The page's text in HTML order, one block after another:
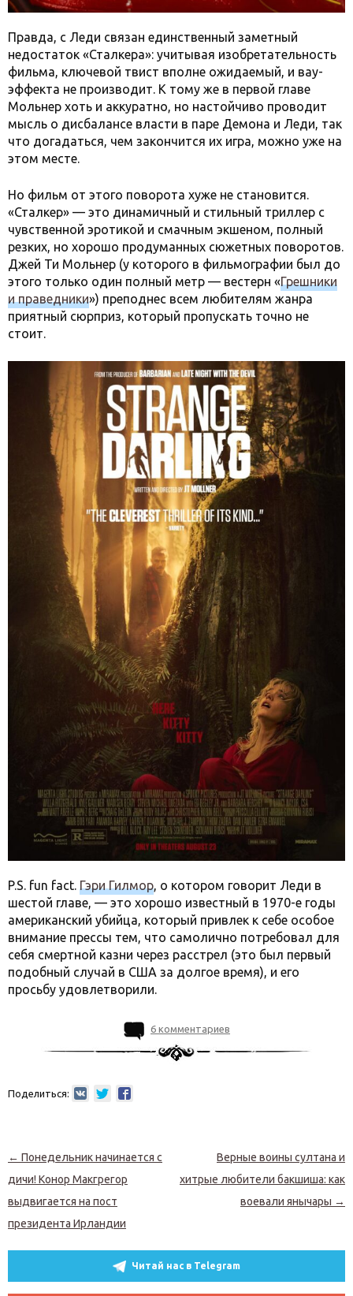
Правда, с Леди связан единственный заметный
недостаток «Сталкера»: учитывая изобретательность
фильма, ключевой твист вполне ожидаемый, и вау-
эффекта не производит. К тому же в первой главе
Мольнер хоть и аккуратно, но настойчиво проводит
мысль о дисбалансе власти в паре Демона и Леди, так
что догадаться, чем закончится их игра, можно уже на
этом месте.
Но фильм от этого поворота хуже не становится.
«Сталкер» — это динамичный и стильный триллер с
чувственной эротикой и смачным экшеном, полный
резких, но хорошо продуманных сюжетных поворотов.
Джей Ти Мольнер (у которого в фильмографии был до
этого только один полный метр — вестерн «Грешники
и праведники») преподнес всем любителям жанра
приятный сюрприз, который пропускать точно не
стоит.
P.S. fun fact. Гэри Гилмор, о котором говорит Леди в
шестой главе, — это хорошо известный в 1970-е годы
американский убийца, который привлек к себе особое
внимание прессы тем, что самолично потребовал для
себя смертной казни через расстрел (это был первый
подобный случай в США за долгое время), и его
просьбу удовлетворили.
6 комментариев
Поделиться:
Навигация по записям
← Понедельник начинается с
дичи! Конор Макгрегор
выдвигается на пост
президента Ирландии
Верные воины султана и
хитрые любители бакшиша: как
воевали янычары →
Читай нас в Telegram